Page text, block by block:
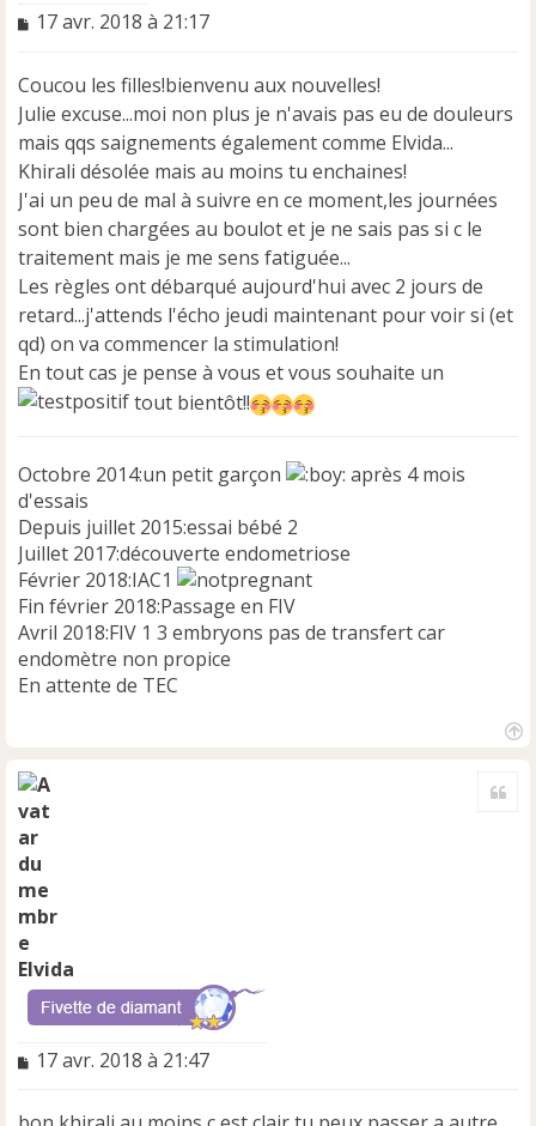
M
s
a
g
e
n
o
n
l
u
17 avr. 2018 à 21:17
Coucou les filles!bienvenu aux nouvelles!
Julie excuse...moi non plus je n'avais pas eu de douleurs
mais qqs saignements également comme Elvida...
Khirali désolée mais au moins tu enchaines!
J'ai un peu de mal à suivre en ce moment,les journées
sont bien chargées au boulot et je ne sais pas si c le
traitement mais je me sens fatiguée...
Les règles ont débarqué aujourd'hui avec 2 jours de
retard...j'attends l'écho jeudi maintenant pour voir si (et
qd) on va commencer la stimulation!
En tout cas je pense à vous et vous souhaite un
tout bientôt!!
Octobre 2014:un petit garçon
après 4 mois
d'essais
Depuis juillet 2015:essai bébé 2
Juillet 2017:découverte endometriose
Février 2018:IAC1
Fin février 2018:Passage en FIV
Avril 2018:FIV 1 3 embryons pas de transfert car
endomètre non propice
En attente de TEC
Elvida
M17 avr. 2018 à 21:47